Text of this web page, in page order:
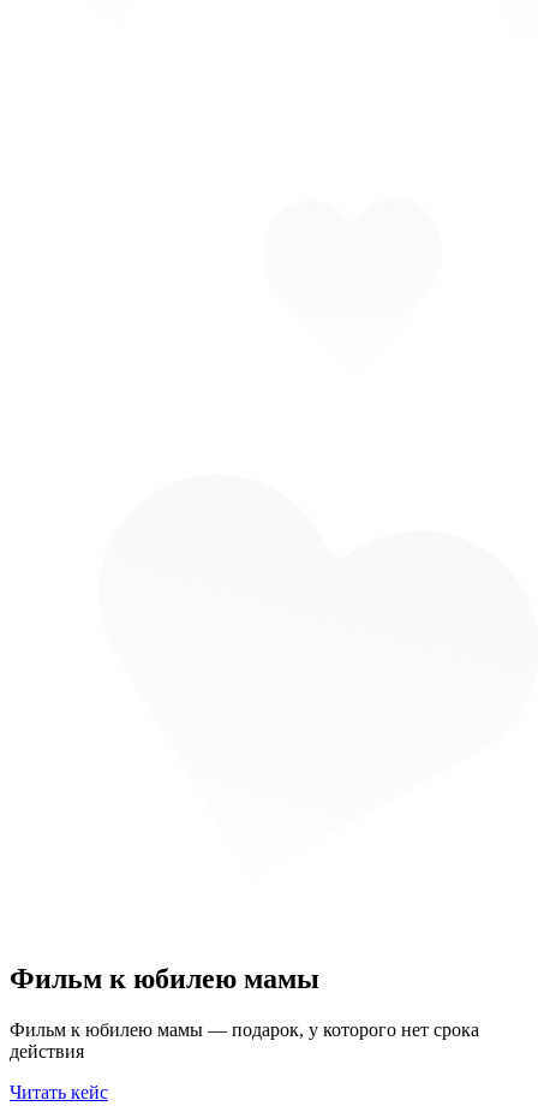
Фильм к юбилею мамы
Фильм к юбилею мамы — подарок, у которого нет срока
действия
Читать кейс